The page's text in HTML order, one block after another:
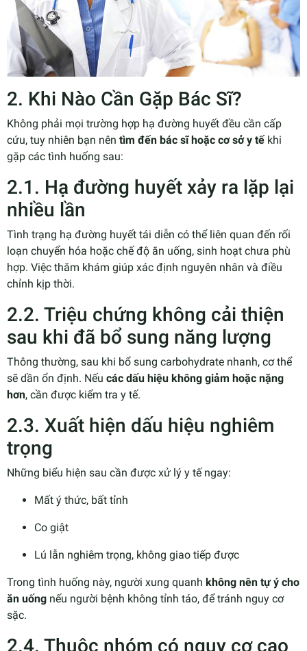
2. Khi Nào Cần Gặp Bác Sĩ?
Không phải mọi trường hợp hạ đường huyết đều cần cấp
cứu, tuy nhiên bạn nên tìm đến bác sĩ hoặc cơ sở y tếkhi
gặp các tình huống sau:
2.1. Hạ đường huyết xảy ra lặp lại
nhiều lần
Tình trạng hạ đường huyết tái diễn có thể liên quan đến rối
loạn chuyển hóa hoặc chế độ ăn uống, sinh hoạt chưa phù
hợp. Việc thăm khám giúp xác định nguyên nhân và điều
chỉnh kịp thời.
2.2. Triệu chứng không cải thiện
sau khi đã bổ sung năng lượng
Thông thường, sau khi bổ sung carbohydrate nhanh, cơ thể
sẽ dần ổn định. Nếu các dấu hiệu không giảm hoặc nặng
hơn, cần được kiểm tra y tế.
2.3. Xuất hiện dấu hiệu nghiêm
trọng
Những biểu hiện sau cần được xử lý y tế ngay:
Mất ý thức, bất tỉnh
Co giật
Lú lẫn nghiêm trọng, không giao tiếp được
Trong tình huống này, người xung quanh không nên tự ý cho
ăn uống nếu người bệnh không tỉnh táo, để tránh nguy cơ
sặc.
2.4. Thuộc nhóm có nguy cơ cao